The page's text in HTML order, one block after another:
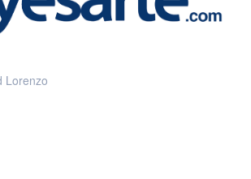
Lorenzo